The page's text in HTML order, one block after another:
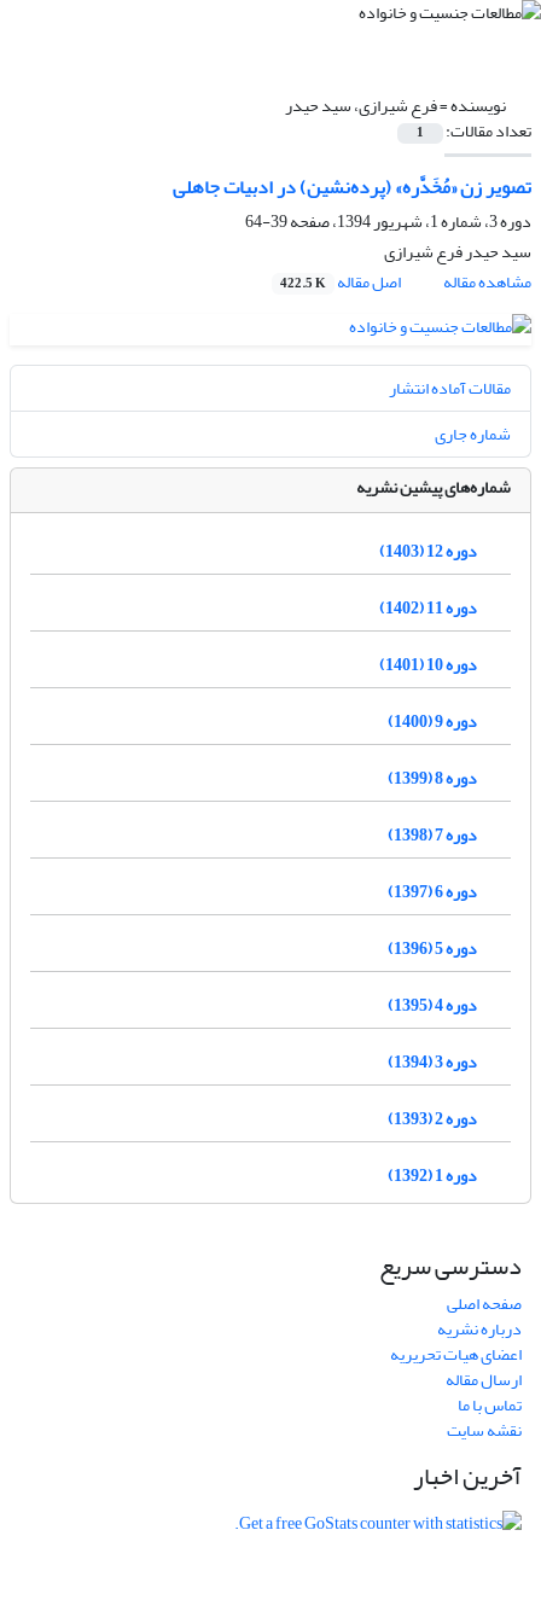
نویسنده =فرع شیرازی، سید حیدر
تعداد مقالات: 1
تصویر زن «مُخَدَّره» (پرده‌نشین) در ادبیات جاهلی
دوره 3، شماره 1، شهریور 1394، صفحه
39-64
سید حیدر فرع شیرازی
مشاهده مقاله
اصل مقاله 422.5 K
مقالات آماده انتشار
شماره جاری
شماره‌های پیشین نشریه
دوره 12 (1403)
دوره 11 (1402)
دوره 10 (1401)
دوره 9 (1400)
دوره 8 (1399)
دوره 7 (1398)
دوره 6 (1397)
دوره 5 (1396)
دوره 4 (1395)
دوره 3 (1394)
دوره 2 (1393)
دوره 1 (1392)
دسترسی سریع
صفحه اصلی
درباره نشریه
اعضای هیات تحریریه
ارسال مقاله
تماس با ما
نقشه سایت
آخرین اخبار